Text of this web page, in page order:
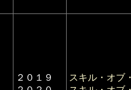
２０１９
スキル・オブ